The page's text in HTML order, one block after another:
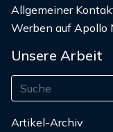
Allgemeiner
Werben auf Apollo
Unsere Arbeit
Artikel-Archiv